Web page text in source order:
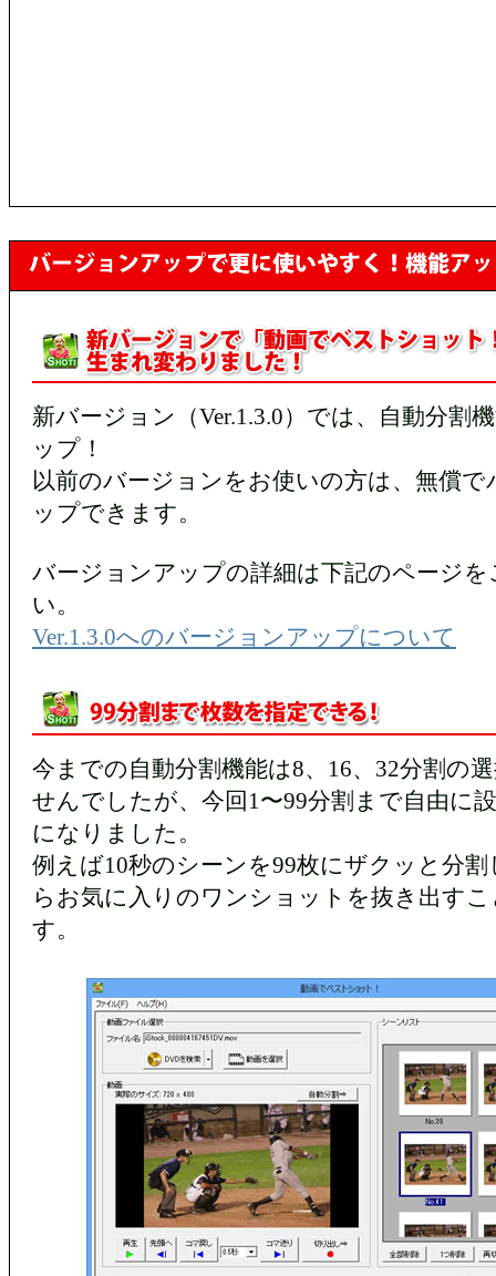
新バージョン（Ver.1.3.0）では、自動分割
ップ！
以前のバージョンをお使いの方は、無償で
ップできます。
バージョンアップの詳細は下記のページを
い。
Ver.1.3.0へのバージョンアップについて
今までの自動分割機能は8、16、32分割の
せんでしたが、今回1〜99分割まで自由に
になりました。
例えば10秒のシーンを99枚にザクッと分
らお気に入りのワンショットを抜き出す
す。